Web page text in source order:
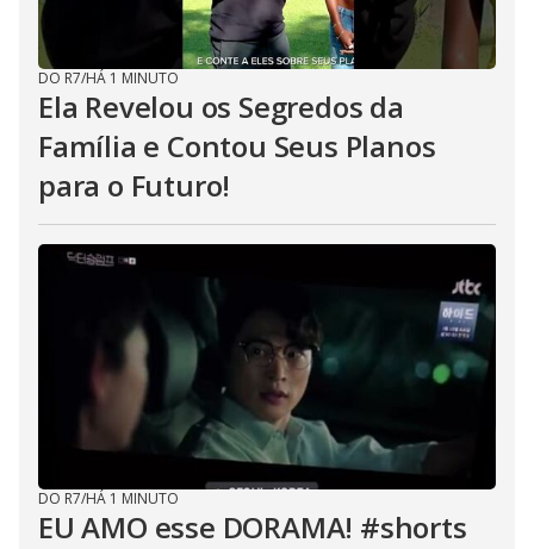
DO R7/HÁ 1 MINUTO
Ela Revelou os Segredos da
Família e Contou Seus Planos
para o Futuro!
DO R7/HÁ 1 MINUTO
EU AMO esse DORAMA! #shorts